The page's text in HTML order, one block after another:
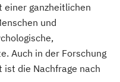
für
Sozialer Arbeit
Soziale Arbeit
einer ganzheitlichen
und
Auch in der Forschung
ist die Nachfrage nach